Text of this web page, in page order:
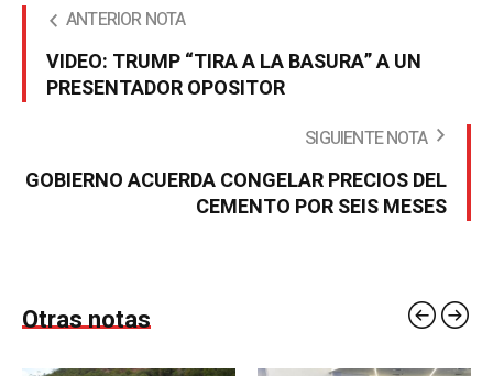
ANTERIOR NOTA
VIDEO: TRUMP “TIRA A LA BASURA” A UN
PRESENTADOR OPOSITOR
SIGUIENTE NOTA
GOBIERNO ACUERDA CONGELAR PRECIOS DEL
CEMENTO POR SEIS MESES
Otras notas